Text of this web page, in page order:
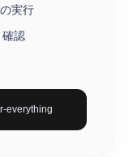
実行
確認
everything